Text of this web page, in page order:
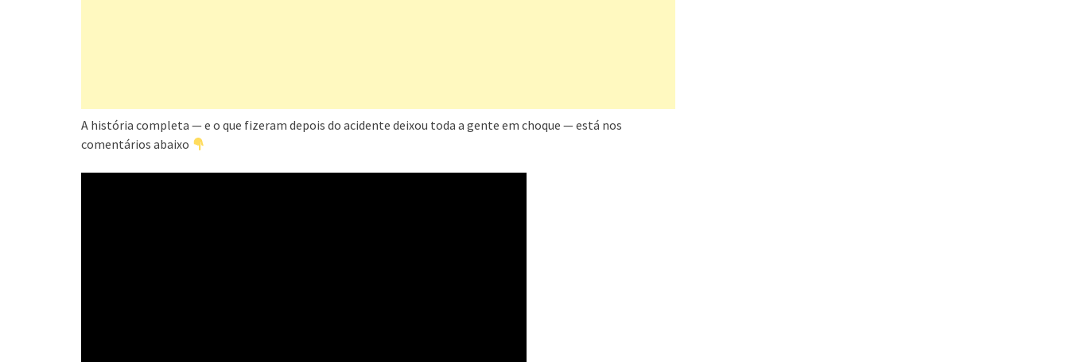
A história completa — e o que fizeram depois do acidente deixou toda a gente em choque — está nos
comentários abaixo